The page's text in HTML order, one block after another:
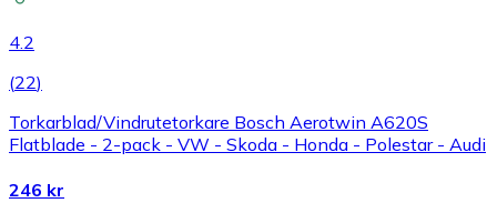
4.2
(22)
Torkarblad/Vindrutetorkare Bosch Aerotwin A620S
Flatblade - 2-pack - VW - Skoda - Honda - Polestar - Audi
246 kr